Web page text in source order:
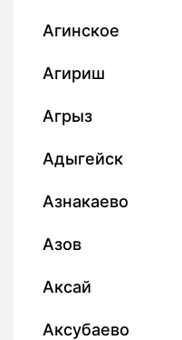
Агинское
Агириш
Агрыз
Адыгейск
Азнакаево
Азов
Аксай
Аксубаево